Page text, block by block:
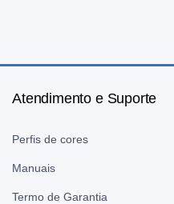
Atendimento e Suporte
Perfis de cores
Manuais
Termo de Garantia